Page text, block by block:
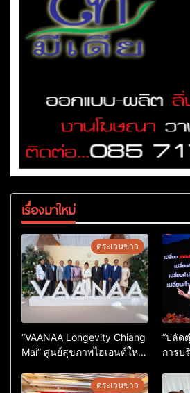
เรื่องมาใหม่
ตระเวนข่าว
“VAANAA Longevity Chiang
Mai” ศูนย์สุขภาพไฮเอนต์ใหญ่
“ปลัด
การบ
ตระเวนข่าว